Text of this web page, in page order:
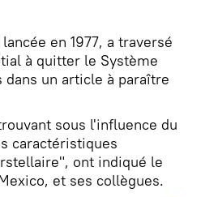
en 1977, a traversé
à quitter le Système
un article à paraître
sous l'influence du
caractéristiques
ont indiqué le
et ses collègues.